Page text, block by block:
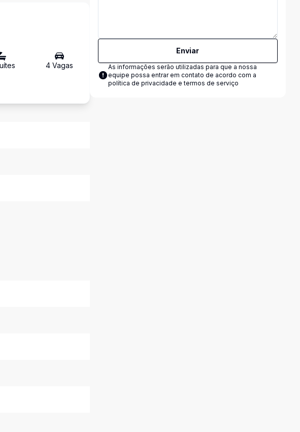
s 4Vagas
Enviar
As informações serão utilizadas para que a nossa
equipe possa entrar em contato de acordo com a
política de privacidade e termos de serviço